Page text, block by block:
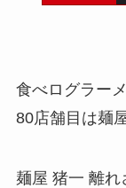
食べログラー
80店舗目は麺
麺屋 猪一 離